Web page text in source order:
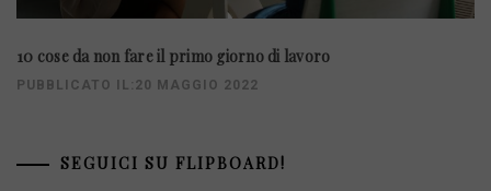
10 cose da non fare il primo giorno di lavoro
PUBBLICATO IL:20 MAGGIO 2022
SEGUICI SU FLIPBOARD!